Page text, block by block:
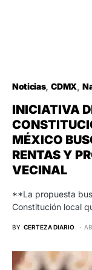
Noticias CDMX
INICIATIVA
MÉXICO
RENTAS Y
VECINAL
**La propuesta
Constitución local
BY CERTEZA DIARIO